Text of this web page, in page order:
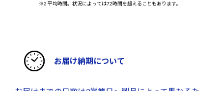
※2 平均時間。状況によっては72時間を超えることもあります。
お届け納期について